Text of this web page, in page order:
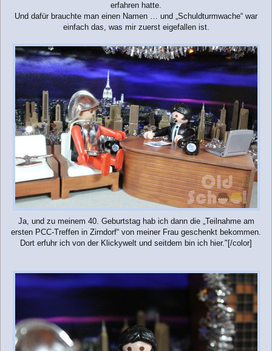
erfahren hatte.
Und dafür brauchte man einen Namen … und „Schuldturmwache“ war
einfach das, was mir zuerst eigefallen ist.
Ja, und zu meinem 40. Geburtstag hab ich dann die „Teilnahme am
ersten PCC-Treffen in Zirndorf“ von meiner Frau geschenkt bekommen.
Dort erfuhr ich von der Klickywelt und seitdem bin ich hier."[/color]